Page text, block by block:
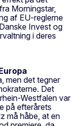
Morningstar,
af EU-reglerne
Invest og
i deres
men det tegner
Det
Westfalen var
på efterårets
må håbe, at en